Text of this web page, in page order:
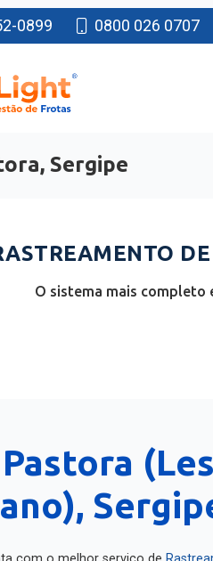
0899 0800 026 0707
Sergipe
O sistema mais completo
com o melhor serviço de